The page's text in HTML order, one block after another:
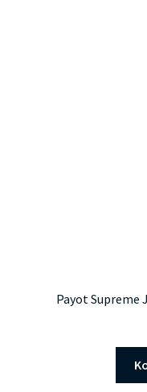
Payot Supreme